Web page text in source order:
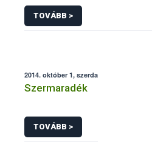
TOVÁBB >
2014. október 1, szerda
Szermaradék
TOVÁBB >